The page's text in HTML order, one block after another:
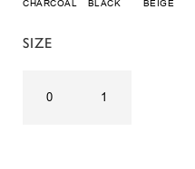
CHARCOAL BLACK BEIGE
SIZE
0 1